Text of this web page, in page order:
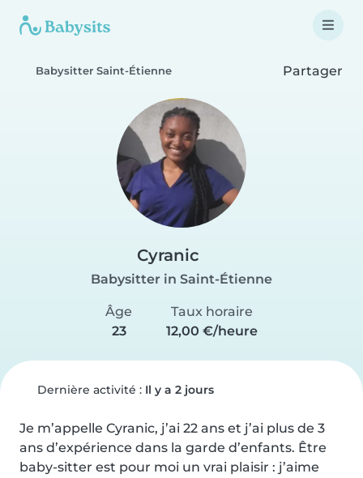
Babysitter Saint-Étienne Partager
Cyranic
Babysitter in Saint-Étienne
Âge
23
Taux horaire
12,00 €/heure
Dernière activité : Il y a 2 jours
Je m’appelle Cyranic, j’ai 22 ans et j’ai plus de 3
ans d’expérience dans la garde d’enfants. Être
baby-sitter est pour moi un vrai plaisir : j’aime